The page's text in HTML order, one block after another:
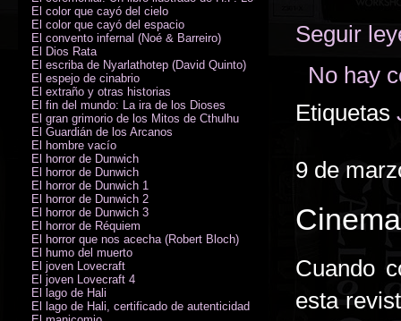
Seguir
No hay
Etiquetas
9 de
Cuando
esta
El color que cayó del cielo
El color que cayó del espacio
El convento infernal (Noé & Barreiro)
El Dios Rata
El escriba de Nyarlathotep (David Quinto)
El espejo de cinabrio
El extraño y otras historias
El fin del mundo: La ira de los Dioses
El gran grimorio de los Mitos de Cthulhu
El Guardián de los Arcanos
El hombre vacío
El horror de Dunwich
El horror de Dunwich
El horror de Dunwich 1
El horror de Dunwich 2
El horror de Dunwich 3
El horror de Réquiem
El horror que nos acecha (Robert Bloch)
El humo del muerto
El joven Lovecraft
El joven Lovecraft 4
El lago de Hali
El lago de Hali, certificado de autenticidad